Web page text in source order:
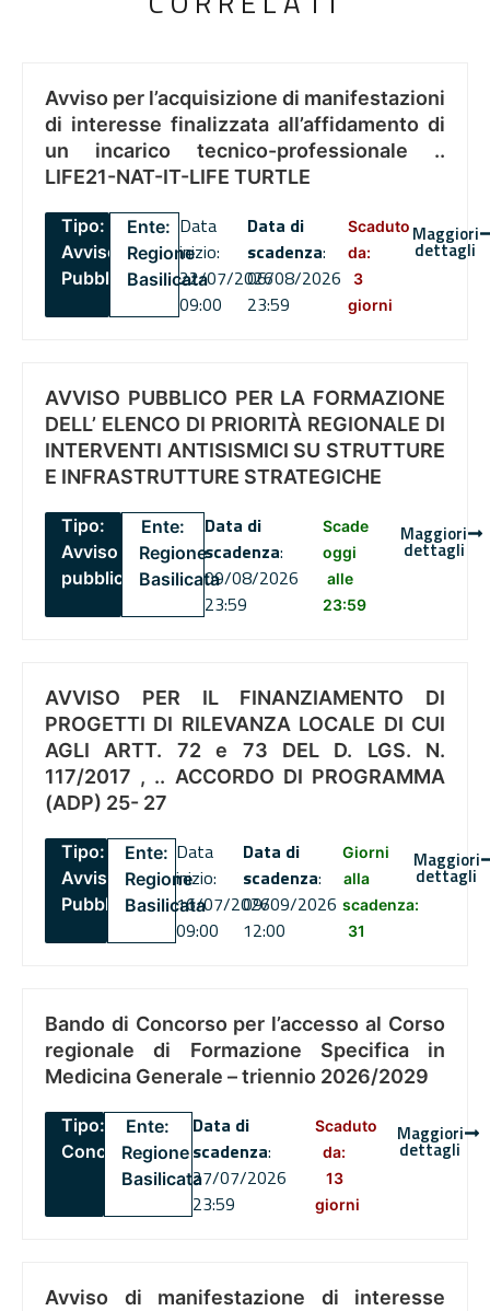
Avviso per l’acquisizione di manifestazioni
di interesse finalizzata all’affidamento di
un incarico tecnico-professionale ..
LIFE21-NAT-IT-LIFE TURTLE
Tipo:
Avviso
Pubblico
Ente:
Regione
Basilicata
Data
inizio:
22/07/2026
09:00
Data di
scadenza:
06/08/2026
23:59
Scaduto
da:
3
giorni
Maggiori
dettagli
AVVISO PUBBLICO PER LA FORMAZIONE
DELL’ ELENCO DI PRIORITÀ REGIONALE DI
INTERVENTI ANTISISMICI SU STRUTTURE
E INFRASTRUTTURE STRATEGICHE
Tipo:
Avviso
pubblico
Ente:
Regione
Basilicata
Data di
scadenza:
09/08/2026
23:59
Scade
oggi
alle
23:59
Maggiori
dettagli
AVVISO PER IL FINANZIAMENTO DI
PROGETTI DI RILEVANZA LOCALE DI CUI
AGLI ARTT. 72 e 73 DEL D. LGS. N.
117/2017 , .. ACCORDO DI PROGRAMMA
(ADP) 25- 27
Tipo:
Avviso
Pubblico
Ente:
Regione
Basilicata
Data
inizio:
16/07/2026
09:00
Data di
scadenza:
09/09/2026
12:00
Giorni
alla
scadenza:
31
Maggiori
dettagli
Bando di Concorso per l’accesso al Corso
regionale di Formazione Specifica in
Medicina Generale – triennio 2026/2029
Tipo:
Concorsi
Ente:
Regione
Basilicata
Data di
scadenza:
27/07/2026
23:59
Scaduto
da:
13
giorni
Maggiori
dettagli
Avviso di manifestazione di interesse